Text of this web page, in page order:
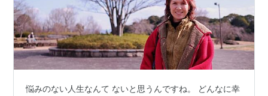
悩みのない人生なんて ないと思うんですね。 どんなに幸